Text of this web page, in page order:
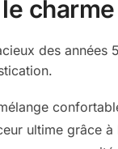
des années
ultime grâce